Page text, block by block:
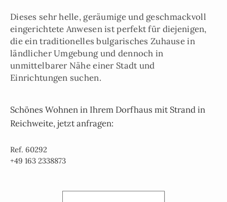
Dieses sehr helle, geräumige und geschmackvoll
eingerichtete Anwesen ist perfekt für diejenigen,
die ein traditionelles bulgarisches Zuhause in
ländlicher Umgebung und dennoch in
unmittelbarer Nähe einer Stadt und
Einrichtungen suchen.
Schönes Wohnen in Ihrem Dorfhaus mit Strand in
Reichweite, jetzt anfragen:
Ref. 60292
+49 163 2338873